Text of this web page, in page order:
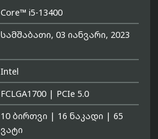
Core™ i5-13400
სამშაბათი, 03 იანვარი, 2023
Intel
FCLGA1700| PCIe 5.0
10 ბირთვი | 16 ნაკადი | 65
ვატი